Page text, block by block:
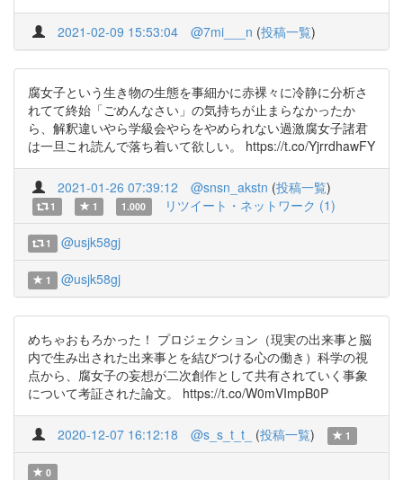
2021-02-09 15:53:04 @7mi___n (投稿一覧)
腐女子という生き物の生態を事細かに赤裸々に冷静に分析さ
れてて終始「ごめんなさい」の気持ちが止まらなかったか
ら、解釈違いやら学級会やらをやめられない過激腐女子諸君
は一旦これ読んで落ち着いて欲しい。 https://t.co/YjrrdhawFY
2021-01-26 07:39:12 @snsn_akstn (投稿一覧)
1 1 1.000 リツイート・ネットワーク (1)
1 @usjk58gj
1 @usjk58gj
めちゃおもろかった！ プロジェクション（現実の出来事と脳
内で生み出された出来事とを結びつける心の働き）科学の視
点から、腐女子の妄想が二次創作として共有されていく事象
について考証された論文。 https://t.co/W0mVImpB0P
2020-12-07 16:12:18 @s_s_t_t_ (投稿一覧) 1
0